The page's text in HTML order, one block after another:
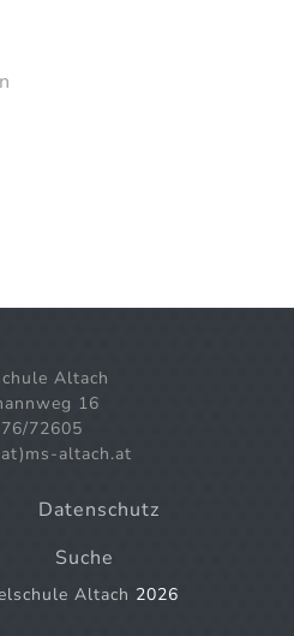
Altach
16
72605
altach.at
Datenschutz
Suche
Altach 2026